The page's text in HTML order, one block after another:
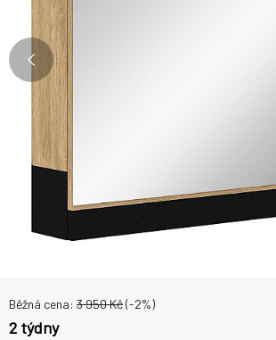
Běžná cena: 3 950Kč(-2%)
2 týdny